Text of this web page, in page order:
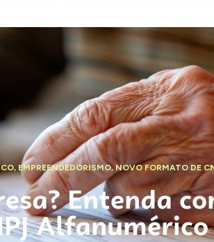
, EMPREENDEDORISMO,NOVO FORMATO DE
Entenda
Alfanumérico